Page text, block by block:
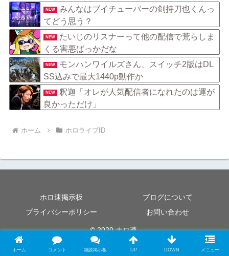
NEW
みんなはブイチューバーの剣持刀也くんっ
てどう思う？
NEW
たいじのリスナーって他の配信で荒らしま
くる害悪ばっかだな
NEW
モンハンワイルズさん、スイッチ2版はDL
SS込みで最大1440p動作か
NEW
釈迦「オレが人気配信者になれたのは運が
良かっただけ」
ホーム ホロライブID
ホロ速掲示板
ブログについて
プライバシーポリシー
お問い合わせ
© 2020 ホロ速.
ホーム コメント 雑談掲示板 UP DOWN メニュー